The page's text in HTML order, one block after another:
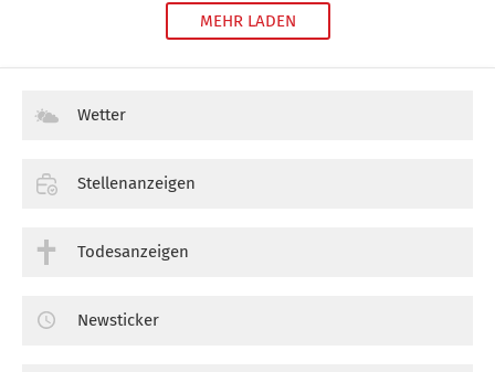
MEHR LADEN
Wetter
Stellenanzeigen
Todesanzeigen
Newsticker